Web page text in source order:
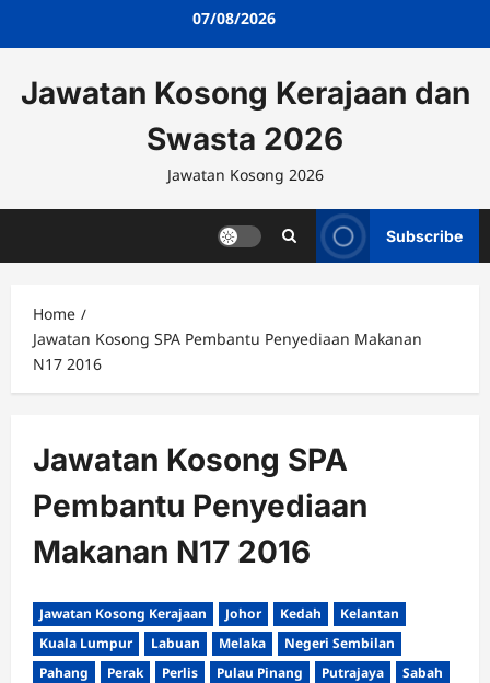
07/08/2026
Jawatan Kosong Kerajaan dan
Swasta 2026
Jawatan Kosong 2026
Subscribe
Home
Jawatan Kosong SPA Pembantu Penyediaan Makanan
N17 2016
Jawatan Kosong SPA
Pembantu Penyediaan
Makanan N17 2016
Jawatan Kosong Kerajaan Johor Kedah
Kelantan
Kuala Lumpur
Labuan Melaka
Negeri Sembilan
Pahang
Perak Perlis Pulau Pinang Putrajaya
Sabah